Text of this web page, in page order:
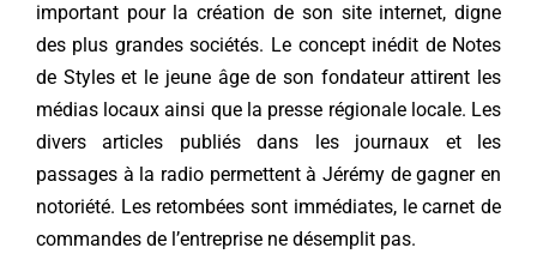
important pour la création de son site internet, digne
des plus grandes sociétés. Le concept inédit de Notes
de Styles et le jeune âge de son fondateur attirent les
médias locaux ainsi que la presse régionale locale. Les
divers articles publiés dans les journaux et les
passages à la radio permettent à Jérémy de gagner en
notoriété. Les retombées sont immédiates, le carnet de
commandes de l’entreprise ne désemplit pas.